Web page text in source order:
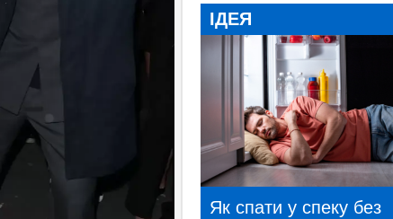
ІДЕЯ
Як спати у спеку без